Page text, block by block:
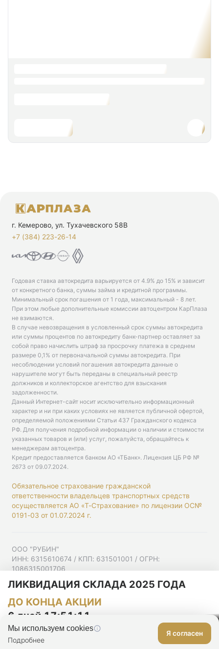
г. Кемерово, ул. Тухачевского 58В
+7 (384) 223-26-14‬
Годовая ставка автокредита варьируется от 4.9% до 15% и зависит
от конкретного банка, суммы займа и кредитной программы.
Минимальный срок погашения от 1 года, максимальный - 8 лет.
При этом любые дополнительные комиссии автоцентром КарПлаза
не взимаются.
В случае невозвращения в условленный срок суммы автокредита
или суммы процентов по автокредиту банк-партнер оставляет за
собой право начислить штраф за просрочку платежа в среднем
размере 0,1% от первоначальной суммы автокредита. При
несоблюдении условий погашения автокредита данные о
нарушителе могут быть переданы в специальный реестр
должников и коллекторское агентство для взыскания
задолженности.
Данный Интернет-сайт носит исключительно информационный
характер и ни при каких условиях не является публичной офертой,
определяемой положениями Статьи 437 Гражданского кодекса
РФ. Для получения подробной информации о наличии и стоимости
указанных товаров и (или) услуг, пожалуйста, обращайтесь к
менеджерам автоцентра.
Кредит предоставляется банком АО «ТБанк». Лицензия ЦБ РФ №
2673 от 09.07.2024.
Обязательное страхование гражданской
ответственности владельцев транспортных средств
осуществляется АО «Т-Страхование» по лицензии ОС№
0191-03 от 01.07.2024 г.
ООО "РУБИН"
ИНН: 6315610674 / КПП: 631501001 / ОГРН:
1086315001706
Ульяновская ул, д. 52/55, помещ. 9-18
Согласие на рекламную рассылку
Политика конфиденциальности
Мы используем cookies
Подробнее
Я согласен
ЛИКВИДАЦИЯ СКЛАДА 2025 ГОДА
ДО КОНЦА АКЦИИ
6 дней 17:51:10
Оставить заявку